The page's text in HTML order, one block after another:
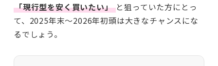
「現行型を安く買いたい」と狙っていた方にとっ
て、2025年末〜2026年初頭は大きなチャンスにな
るでしょう。